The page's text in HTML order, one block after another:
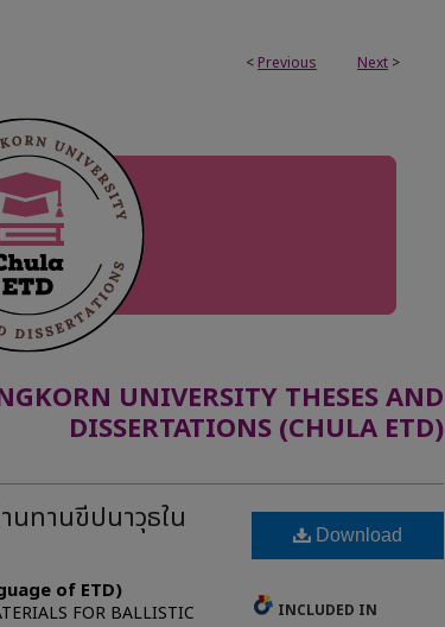
< Previous Next >
UNIVERSITY THESES AND
DISSERTATIONS (CHULA ETD)
ทานขีปนาวุธใน
of ETD)
FOR BALLISTIC
Download
INCLUDED IN